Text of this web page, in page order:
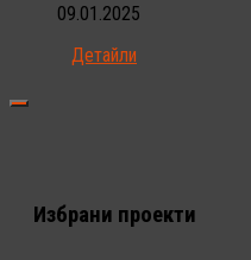
09.01.2025
Детайли
Избрани проекти